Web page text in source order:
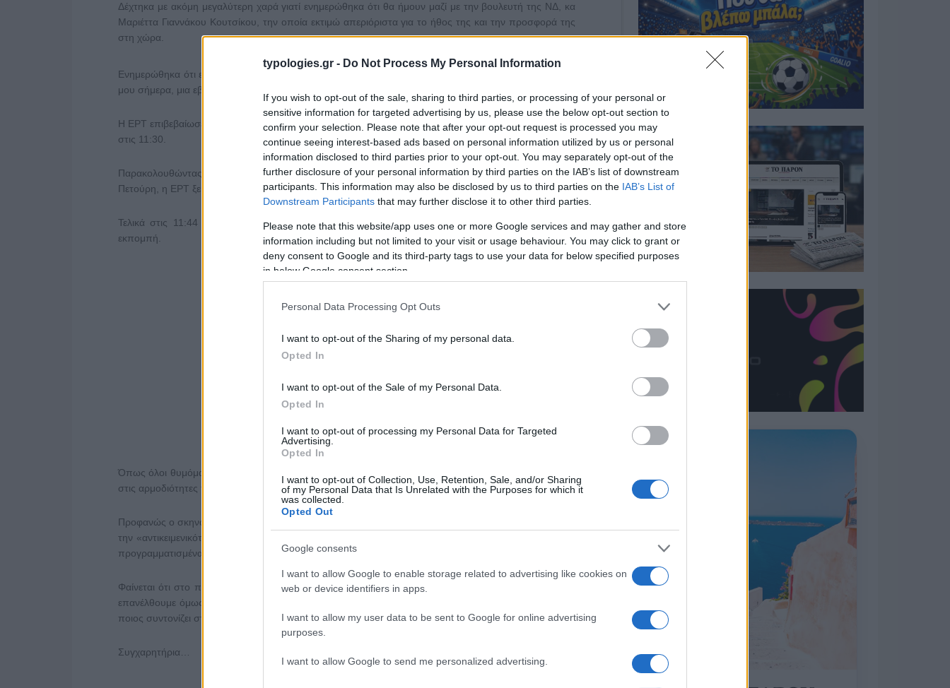
typologies.gr - Do Not Process My Personal Information
If you wish to opt-out of the sale, sharing to third parties, or processing of your personal or
sensitive information for targeted advertising by us, please use the below opt-out section to
confirm your selection. Please note that after your opt-out request is processed you may
continue seeing interest-based ads based on personal information utilized by us or personal
information disclosed to third parties prior to your opt-out. You may separately opt-out of the
further disclosure of your personal information by third parties on the IAB’s list of downstream
participants. This information may also be disclosed by us to third parties on the IAB’s List of
Downstream Participants that may further disclose it to other third parties.
Please note that this website/app uses one or more Google services and may gather and store
information including but not limited to your visit or usage behaviour. You may click to grant or
deny consent to Google and its third-party tags to use your data for below specified purposes
in below Google consent section.
Personal Data Processing Opt Outs
I want to opt-out of the Sharing of my personal data.
Opted In
I want to opt-out of the Sale of my Personal Data.
Opted In
I want to opt-out of processing my Personal Data for Targeted
Advertising.
Opted In
I want to opt-out of Collection, Use, Retention, Sale, and/or Sharing
of my Personal Data that Is Unrelated with the Purposes for which it
was collected.
Opted Out
Google consents
I want to allow Google to enable storage related to advertising like cookies on
web or device identifiers in apps.
I want to allow my user data to be sent to Google for online advertising
purposes.
I want to allow Google to send me personalized advertising.
Δέχτηκα με ακόμη μεγαλύτερη χαρά γιατί ενημερώθηκα ότι θα ήμουν μαζί με την βουλευτή της ΝΔ, κα
Μαριέττα Γιαννάκου Κουτσίκου, την οποία εκτιμώ απεριόριστα για το ήθος της και την προσφορά της
στη χώρα.
Ενημερώθηκα ότι επιλέχθηκε να μην γίνει η εκπομπή με δύο καλεσμένους και μετατέθηκε η συμμετοχή
μου σήμερα, μια εβδομάδα αργότερα.
Η ΕΡΤ επιβεβαίωσε όπως συνηθίζεται την προηγούμενη μέρα την συμμετοχή μου για σήμερα Σάββατο
στις 11:30.
Παρακολουθώντας την ΕΡΤ, σε αυτό το διάστημα παρακολούθησα ότι αντί για την εκπομπή της κας
Πετούρη, η ΕΡΤ ξεκίνησε πολύ νωρίτερα (!!!) δελτίο ειδήσεων.
Τελικά στις 11:44 και ενώ είχα συνδεθεί δέχτηκα τηλέφωνο ακύρωσης της συμμετοχής μου, στην
εκπομπή.
Όπως όλοι θυμόμαστε η ΕΡΤ, με τον Νόμο του Επιτελικού κράτους, εντάχθηκε, όπως και πολλά άλλα,
στις αρμοδιότητες του Πρωθυπουργού για τον καλύτερο συντονισμό του κράτους…
Προφανώς ο σκηνοθέτης του Επιτελικού Κράτους συντονίζει και την ΕΡΤ και τον κ. Ζούλα, όχι μόνο για
την «αντικειμενικότατη» ενημέρωση αλλά και για την ροή του προγράμματος, ξεκινώντας ακόμη και τα
προγραμματισμένα δελτία ειδήσεων, νωρίτερα, όπως πουθενά στον κόσμο δεν συνηθίζεται .
Φαίνεται ότι στο πλαίσιο της αντικειμενικής ενημέρωσης τα στελέχη του ΣΥΡΙΖΑ δεν είναι αρεστά. Θα
επανέλθουμε όμως για το πώς και ποιες εκπομπές αναστάλθηκαν «προσωρινά», με ποια κριτήρια και
ποιος συντονίζει στο πλαίσιο του επιτελικού κράτους τη ροή του προγράμματος.
Συγχαρητήρια…